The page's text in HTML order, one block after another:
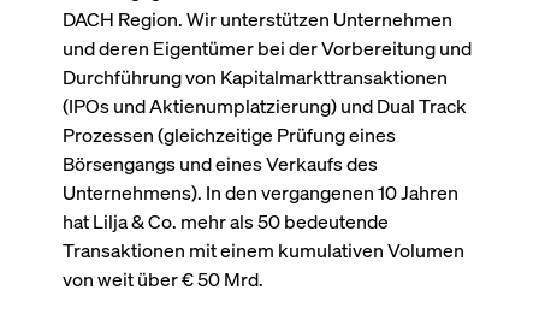
institutionellen Kunden Zugang zu einem
Dark Pool, der die effiziente Ausführung
zum Midpoint-Preis ermöglicht.
Mehr
Jetzt abonnieren
DACH Region. Wir unterstützen Unternehmen
und deren Eigentümer bei der Vorbereitung und
Durchführung von Kapitalmarkttransaktionen
(IPOs und Aktienumplatzierung) und Dual Track
Prozessen (gleichzeitige Prüfung eines
Börsengangs und eines Verkaufs des
Unternehmens). In den vergangenen 10 Jahren
hat Lilja & Co. mehr als 50 bedeutende
Transaktionen mit einem kumulativen Volumen
von weit über € 50 Mrd.
ApplicationGatewayAffinity
www.cashmarket.deutsche-
boerse.com
Session